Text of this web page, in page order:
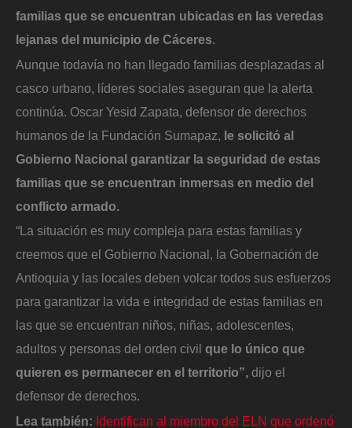
familias que se encuentran ubicadas en las veredas
lejanas del municipio de Cáceres.
Aunque todavía no han llegado familias desplazadas al
casco urbano, líderes sociales aseguran que la alerta
continúa. Oscar Yesid Zapata, defensor de derechos
humanos de la Fundación Sumapaz, le solicitó al
Gobierno Nacional garantizar la seguridad de estas
familias que se encuentran inmersas en medio del
conflicto armado.
“La situación es muy compleja para estas familias y
creemos que el Gobierno Nacional, la Gobernación de
Antioquia y las locales deben volcar todos sus esfuerzos
para garantizar la vida e integridad de estas familias en
las que se encuentran niños, niñas, adolescentes,
adultos y personas del orden civil que lo único que
quieren es permanecer en el territorio”, dijo el
defensor de derechos.
Lea también: Identifican al miembro del ELN que ordenó